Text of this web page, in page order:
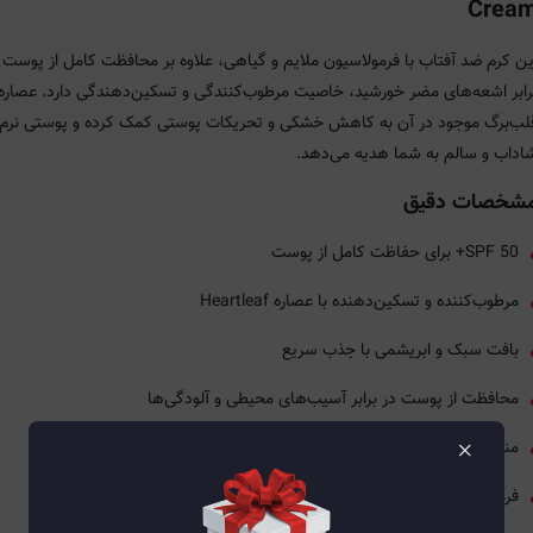
کرم ضد آفتاب با فرمولاسیون ملایم و گیاهی، علاوه بر محافظت کامل از
اشعه‌های مضر خورشید، خاصیت مرطوب‌کنندگی و تسکین‌دهندگی دارد.
موجود در آن به کاهش خشکی و تحریکات پوستی کمک کرده و پوستی
و سالم به شما هدیه می‌دهد.
دقیق
SPF 50+ برای حفاظت کامل از پوست
مرطوب‌کننده و تسکین‌دهنده با عصاره Heartleaf
بافت سبک و ابریشمی با جذب سریع
محافظت از پوست در برابر آسیب‌های محیطی و آلودگی‌ها
مناسب برای انواع پوست، حتی حساس و خشک
فرمولاسیون ملایم و ایمن برای استفاده روزانه
×